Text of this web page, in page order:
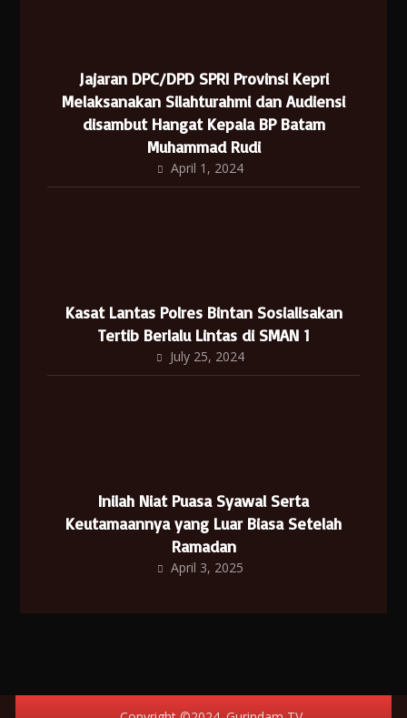
Jajaran DPC/DPD SPRI Provinsi Kepri
Melaksanakan Silahturahmi dan Audiensi
disambut Hangat Kepala BP Batam
Muhammad Rudi
April 1, 2024
Kasat Lantas Polres Bintan Sosialisakan
Tertib Berlalu Lintas di SMAN 1
July 25, 2024
Inilah Niat Puasa Syawal Serta
Keutamaannya yang Luar Biasa Setelah
Ramadan
April 3, 2025